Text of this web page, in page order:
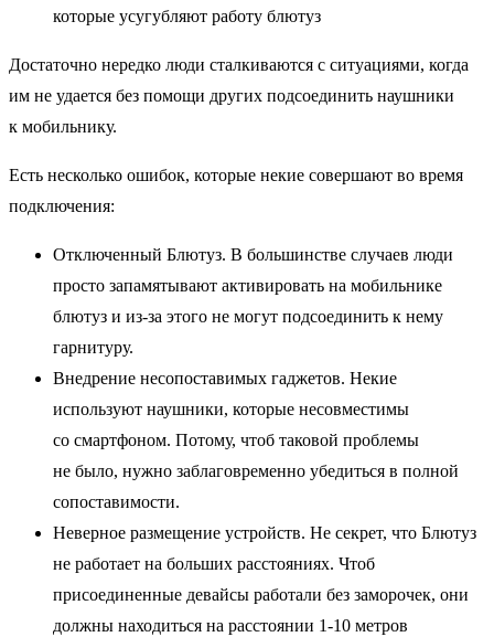
которые усугубляют работу блютуз
Достаточно нередко люди сталкиваются с ситуациями, когда
им не удается без помощи других подсоединить наушники
к мобильнику.
Есть несколько ошибок, которые некие совершают во время
подключения:
Отключенный Блютуз. В большинстве случаев люди
просто запамятывают активировать на мобильнике
блютуз и из-за этого не могут подсоединить к нему
гарнитуру.
Внедрение несопоставимых гаджетов. Некие
используют наушники, которые несовместимы
со смартфоном. Потому, чтоб таковой проблемы
не было, нужно заблаговременно убедиться в полной
сопоставимости.
Неверное размещение устройств. Не секрет, что Блютуз
не работает на больших расстояниях. Чтоб
присоединенные девайсы работали без заморочек, они
должны находиться на расстоянии 1-10 метров